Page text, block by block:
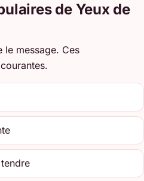
de Yeux de
le message. Ces